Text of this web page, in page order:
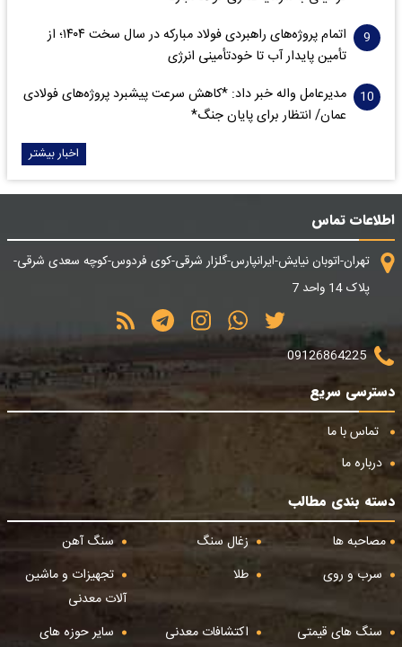
اتمام پروژه‌های راهبردی فولاد مبارکه در سال سخت ۱۴۰۴؛ از
تأمین پایدار آب تا خودتأمینی انرژی
مدیرعامل واله خبر داد: *کاهش سرعت پیشبرد پروژه‌های فولادی
عمان/ انتظار برای پایان جنگ*
اخبار بیشتر
اطلاعات تماس
تهران-اتوبان نیایش-ایرانپارس-گلزار شرقی-کوی فردوس-کوچه سعدی شرقی-
پلاک 14 واحد 7
09126864225
دسترسی سریع
تماس با ما
درباره ما
دسته بندی مطالب
مصاحبه ها
زغال سنگ
سنگ آهن
سرب و روی
طلا
تجهیزات و ماشین
آلات معدنی
سنگ های قیمتی
اکتشافات معدنی
سایر حوزه های